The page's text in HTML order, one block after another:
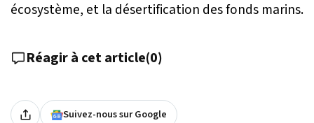
écosystème, et la désertification des fonds marins.
Réagir à cet article(0)
Suivez-nous sur Google